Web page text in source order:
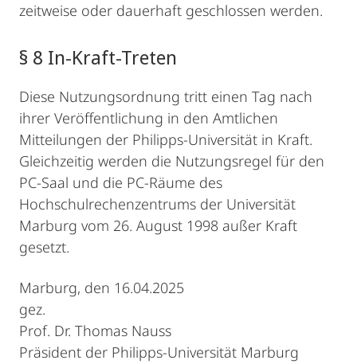
zeitweise oder dauerhaft geschlossen werden.
§ 8 In-Kraft-Treten
Diese Nutzungsordnung tritt einen Tag nach
ihrer Veröffentlichung in den Amtlichen
Mitteilungen der Philipps-Universität in Kraft.
Gleichzeitig werden die Nutzungsregel für den
PC-Saal und die PC-Räume des
Hochschulrechenzentrums der Universität
Marburg vom 26. August 1998 außer Kraft
gesetzt.
Marburg, den 16.04.2025
gez.
Prof. Dr. Thomas Nauss
Präsident der Philipps-Universität Marburg